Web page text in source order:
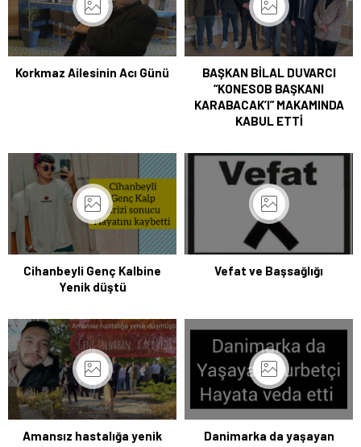
Korkmaz Ailesinin Acı Günü
BAŞKAN BİLAL DUVARCI
“KONESOB BAŞKANI
KARABACAK’I” MAKAMINDA
KABUL ETTİ
Cihanbeyli Genç Kalbine
Yenik düştü
Vefat ve Başsağlığı
Amansız hastalığa yenik
Danimarka da yaşayan